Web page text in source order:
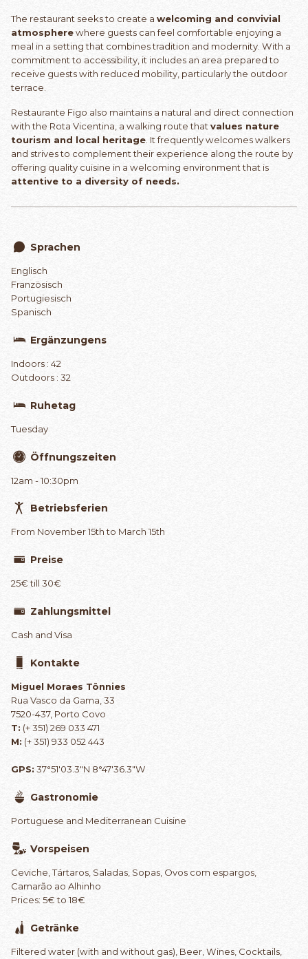
The restaurant seeks to create a welcoming and convivial
atmospherewhere guests can feel comfortable enjoying a
meal in a setting that combines tradition and modernity. With a
commitment to accessibility, it includes an area prepared to
receive guests with reduced mobility, particularly the outdoor
terrace.
Restaurante Figo also maintains a natural and direct connection
with the Rota Vicentina, a walking route that values nature
tourism and local heritage . It frequently welcomes walkers
and strives to complement their experience along the route by
offering quality cuisine in a welcoming environment that is
attentive to a diversity of needs.
Sprachen
Englisch
Französisch
Portugiesisch
Spanisch
Ergänzungens
Indoors : 42
Outdoors : 32
Ruhetag
Tuesday
Öffnungszeiten
12am - 10:30pm
Betriebsferien
From November 15th to March 15th
Preise
25€ till 30€
Zahlungsmittel
Cash and Visa
Kontakte
Miguel Moraes Tönnies
Rua Vasco da Gama, 33
7520-437, Porto Covo
T: (+ 351) 269 033 471
M: (+ 351) 933 052 443
GPS: 37°51'03.3"N 8°47'36.3"W
Gastronomie
Portuguese and Mediterranean Cuisine
Vorspeisen
Ceviche, Tártaros, Saladas, Sopas, Ovos com espargos,
Camarão ao Alhinho
Prices: 5€ to 18€
Getränke
Filtered water (with and without gas), Beer, Wines, Cocktails,